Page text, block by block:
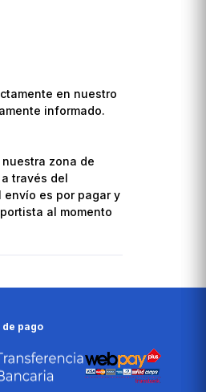
en nuestro
informado.
zona de
través del
es por pagar y
al momento
de pago